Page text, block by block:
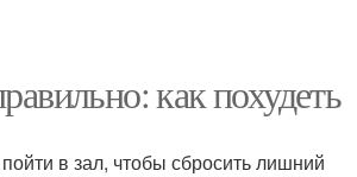
как похудеть
в зал, чтобы сбросить лишний